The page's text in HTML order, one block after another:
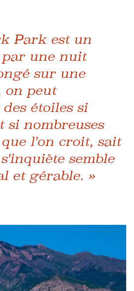
Park est un
une nuit
sur une
on peut
étoiles si
si nombreuses
l'on croit, sait
semble
et gérable. »